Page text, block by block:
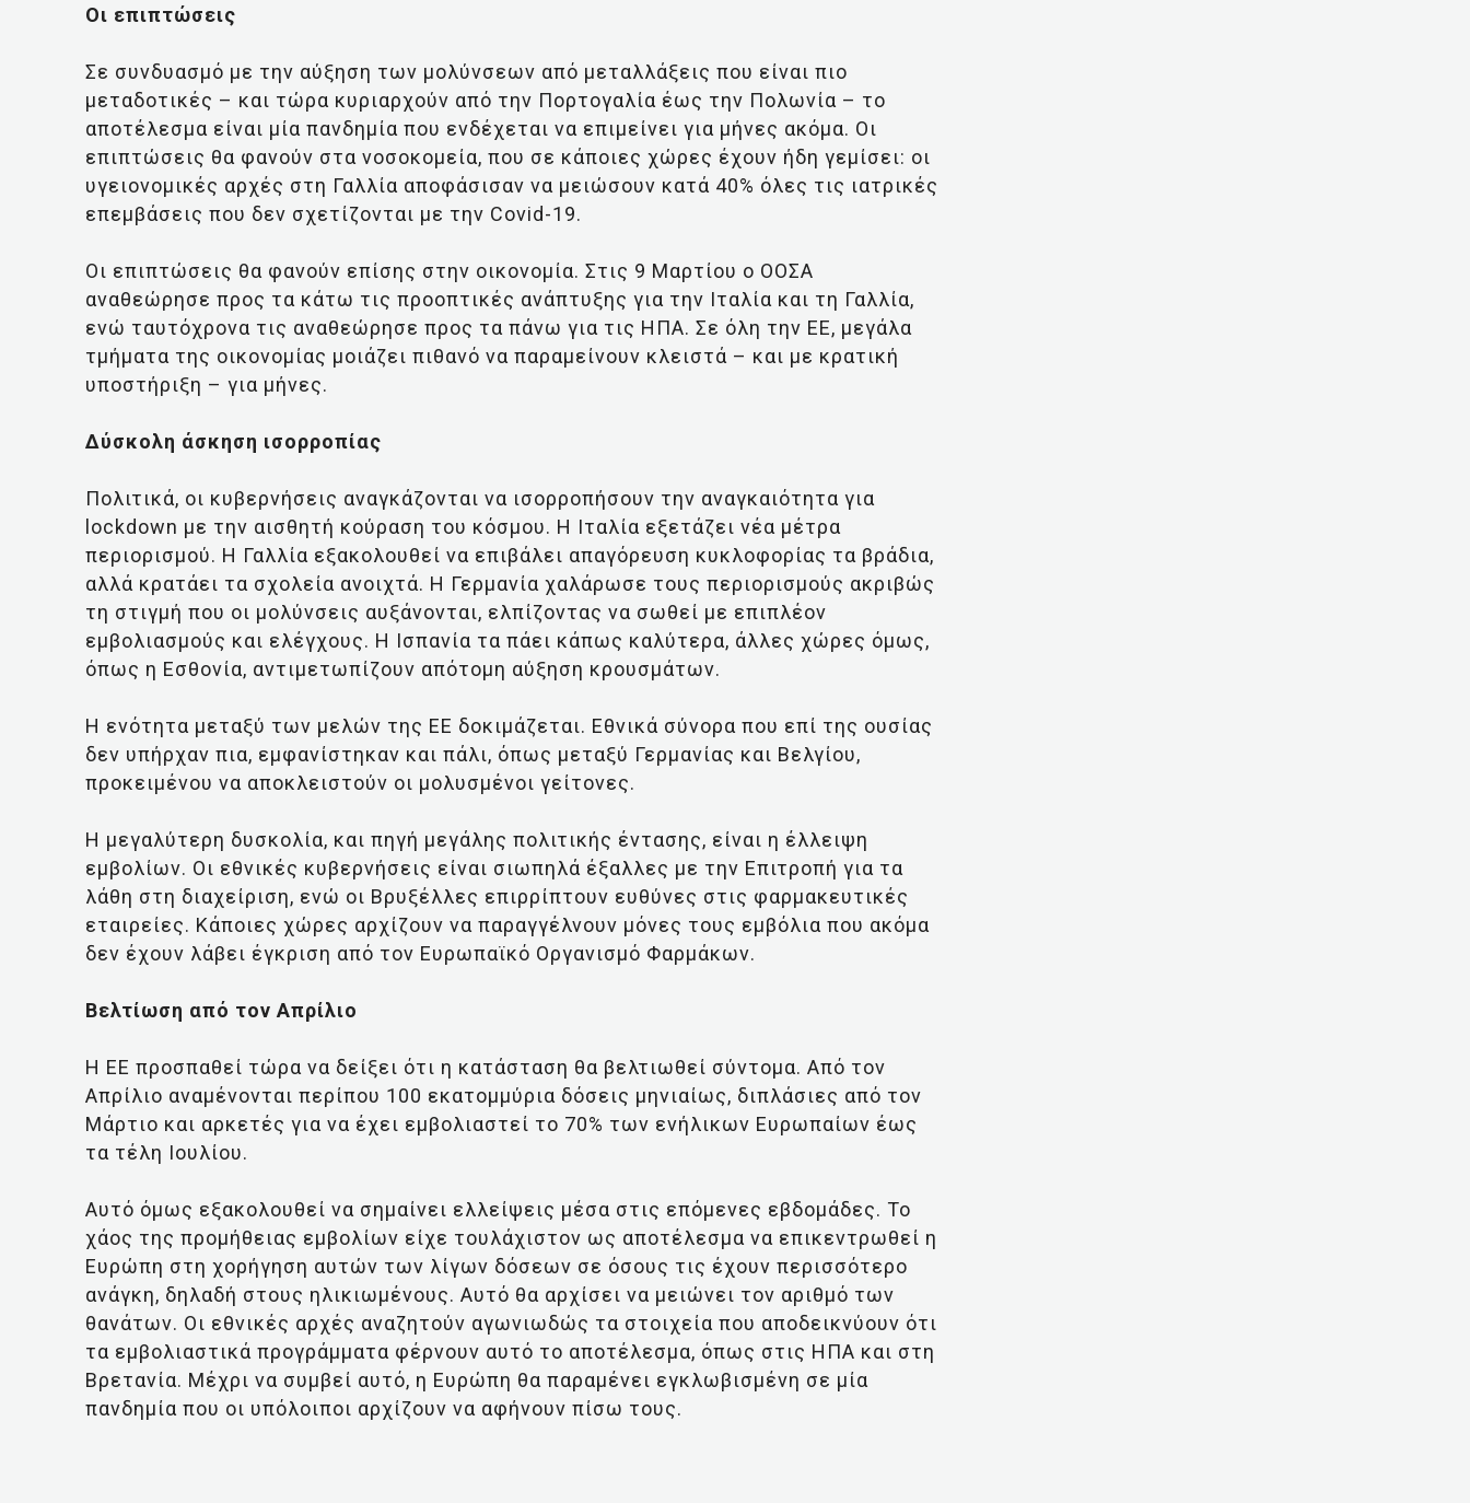
Οι επιπτώσεις
Σε συνδυασμό με την αύξηση των μολύνσεων από μεταλλάξεις που είναι πιο
μεταδοτικές – και τώρα κυριαρχούν από την Πορτογαλία έως την Πολωνία – το
αποτέλεσμα είναι μία πανδημία που ενδέχεται να επιμείνει για μήνες ακόμα. Οι
επιπτώσεις θα φανούν στα νοσοκομεία, που σε κάποιες χώρες έχουν ήδη γεμίσει: οι
υγειονομικές αρχές στη Γαλλία αποφάσισαν να μειώσουν κατά 40% όλες τις ιατρικές
επεμβάσεις που δεν σχετίζονται με την Covid-19.
Οι επιπτώσεις θα φανούν επίσης στην οικονομία. Στις 9 Μαρτίου ο ΟΟΣΑ
αναθεώρησε προς τα κάτω τις προοπτικές ανάπτυξης για την Ιταλία και τη Γαλλία,
ενώ ταυτόχρονα τις αναθεώρησε προς τα πάνω για τις ΗΠΑ. Σε όλη την ΕΕ, μεγάλα
τμήματα της οικονομίας μοιάζει πιθανό να παραμείνουν κλειστά – και με κρατική
υποστήριξη – για μήνες.
Δύσκολη άσκηση ισορροπίας
Πολιτικά, οι κυβερνήσεις αναγκάζονται να ισορροπήσουν την αναγκαιότητα για
lockdown με την αισθητή κούραση του κόσμου. Η Ιταλία εξετάζει νέα μέτρα
περιορισμού. Η Γαλλία εξακολουθεί να επιβάλει απαγόρευση κυκλοφορίας τα βράδια,
αλλά κρατάει τα σχολεία ανοιχτά. Η Γερμανία χαλάρωσε τους περιορισμούς ακριβώς
τη στιγμή που οι μολύνσεις αυξάνονται, ελπίζοντας να σωθεί με επιπλέον
εμβολιασμούς και ελέγχους. Η Ισπανία τα πάει κάπως καλύτερα, άλλες χώρες όμως,
όπως η Εσθονία, αντιμετωπίζουν απότομη αύξηση κρουσμάτων.
Η ενότητα μεταξύ των μελών της ΕΕ δοκιμάζεται. Εθνικά σύνορα που επί της ουσίας
δεν υπήρχαν πια, εμφανίστηκαν και πάλι, όπως μεταξύ Γερμανίας και Βελγίου,
προκειμένου να αποκλειστούν οι μολυσμένοι γείτονες.
Η μεγαλύτερη δυσκολία, και πηγή μεγάλης πολιτικής έντασης, είναι η έλλειψη
εμβολίων. Οι εθνικές κυβερνήσεις είναι σιωπηλά έξαλλες με την Επιτροπή για τα
λάθη στη διαχείριση, ενώ οι Βρυξέλλες επιρρίπτουν ευθύνες στις φαρμακευτικές
εταιρείες. Κάποιες χώρες αρχίζουν να παραγγέλνουν μόνες τους εμβόλια που ακόμα
δεν έχουν λάβει έγκριση από τον Ευρωπαϊκό Οργανισμό Φαρμάκων.
Βελτίωση από τον Απρίλιο
Η ΕΕ προσπαθεί τώρα να δείξει ότι η κατάσταση θα βελτιωθεί σύντομα. Από τον
Απρίλιο αναμένονται περίπου 100 εκατομμύρια δόσεις μηνιαίως, διπλάσιες από τον
Μάρτιο και αρκετές για να έχει εμβολιαστεί το 70% των ενήλικων Ευρωπαίων έως
τα τέλη Ιουλίου.
Αυτό όμως εξακολουθεί να σημαίνει ελλείψεις μέσα στις επόμενες εβδομάδες. Το
χάος της προμήθειας εμβολίων είχε τουλάχιστον ως αποτέλεσμα να επικεντρωθεί η
Ευρώπη στη χορήγηση αυτών των λίγων δόσεων σε όσους τις έχουν περισσότερο
ανάγκη, δηλαδή στους ηλικιωμένους. Αυτό θα αρχίσει να μειώνει τον αριθμό των
θανάτων. Οι εθνικές αρχές αναζητούν αγωνιωδώς τα στοιχεία που αποδεικνύουν ότι
τα εμβολιαστικά προγράμματα φέρνουν αυτό το αποτέλεσμα, όπως στις ΗΠΑ και στη
Βρετανία. Μέχρι να συμβεί αυτό, η Ευρώπη θα παραμένει εγκλωβισμένη σε μία
πανδημία που οι υπόλοιποι αρχίζουν να αφήνουν πίσω τους.